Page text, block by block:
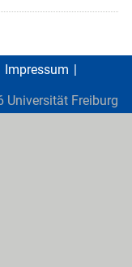
Impressum
Universität Freiburg